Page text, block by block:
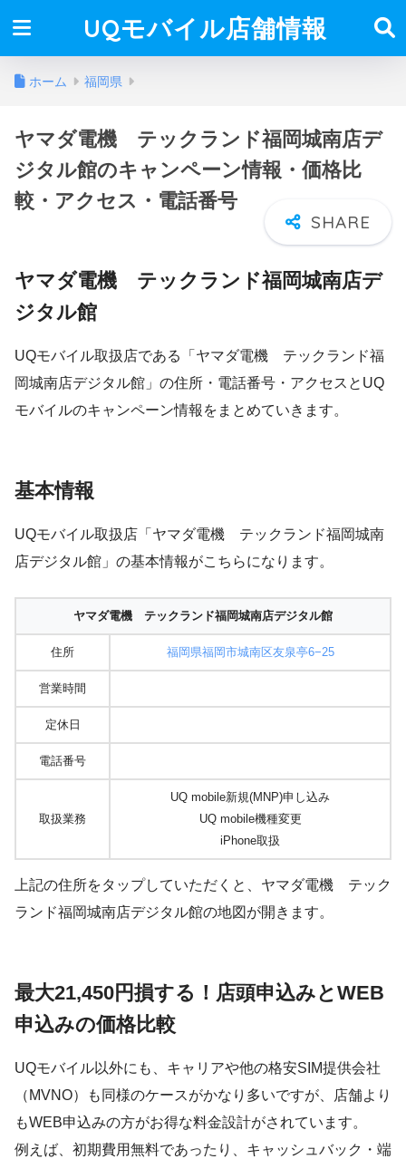
UQモバイル店舗情報
ホーム 福岡県
ヤマダ電機 テックランド福岡城南店デ
ジタル館のキャンペーン情報・価格比
較・アクセス・電話番号
ヤマダ電機 テックランド福岡城南店デ
ジタル館
UQモバイル取扱店である「ヤマダ電機 テックランド福
岡城南店デジタル館」の住所・電話番号・アクセスとUQ
モバイルのキャンペーン情報をまとめていきます。
基本情報
UQモバイル取扱店「ヤマダ電機 テックランド福岡城南
店デジタル館」の基本情報がこちらになります。
ヤマダ電機 テックランド福岡城南店デジタル館
住所 福岡県福岡市城南区友泉亭6−25
営業時間
定休日
電話番号
取扱業務
UQ mobile新規(MNP)申し込み
UQ mobile機種変更
iPhone取扱
上記の住所をタップしていただくと、ヤマダ電機 テック
ランド福岡城南店デジタル館の地図が開きます。
最大21,450円損する！店頭申込みとWEB
申込みの価格比較
UQモバイル以外にも、キャリアや他の格安SIM提供会社
（MVNO）も同様のケースがかなり多いですが、店舗より
もWEB申込みの方がお得な料金設計がされています。
例えば、初期費用無料であったり、キャッシュバック・端